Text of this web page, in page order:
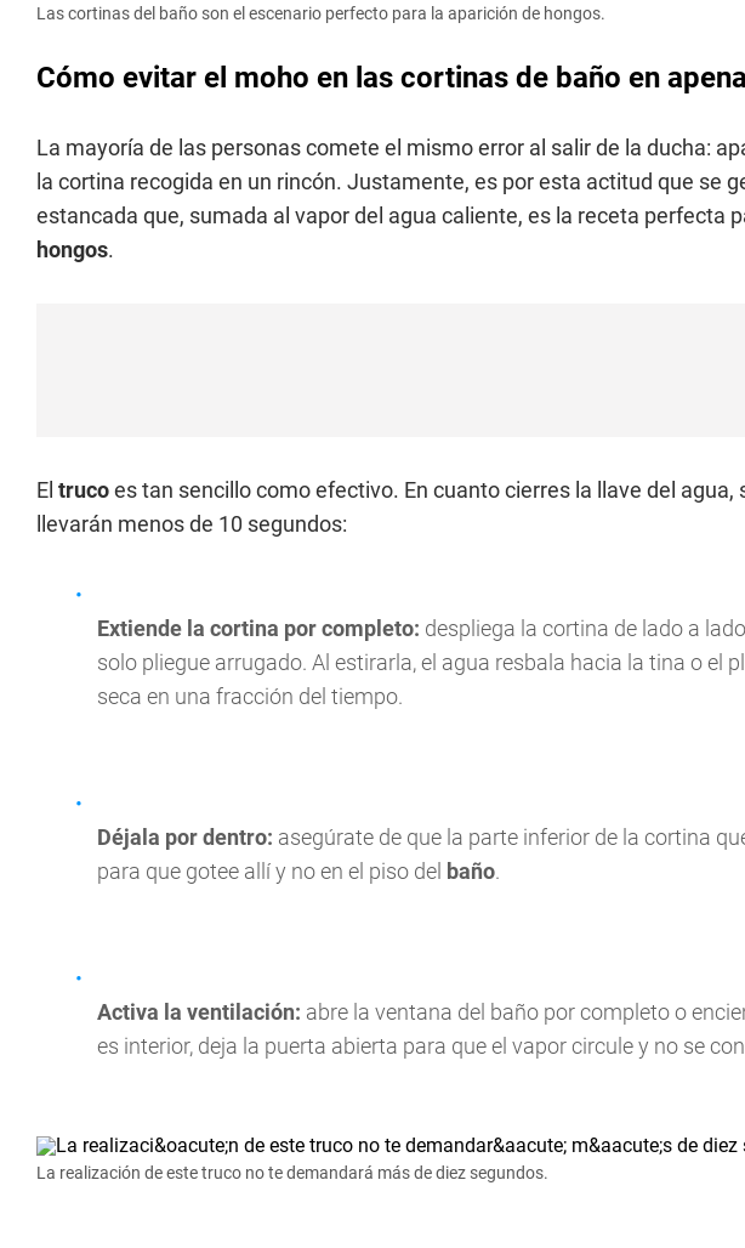
Las cortinas del baño son el escenario perfecto para la aparición de hongos.
Cómo evitar el moho en las cortinas de baño en
La mayoría de las personas comete el mismo error al salir de la ducha:
la cortina recogida en un rincón. Justamente, es por esta actitud que se
estancada que, sumada al vapor del agua caliente, es la receta perfecta
hongos.
El trucoes tan sencillo como efectivo. En cuanto cierres la llave del
llevarán menos de 10 segundos:
Extiende la cortina por completo: despliega la cortina de lado a
solo pliegue arrugado. Al estirarla, el agua resbala hacia la tina o el
seca en una fracción del tiempo.
Déjala por dentro: asegúrate de que la parte inferior de la cortina
para que gotee allí y no en el piso del baño.
Activa la ventilación: abre la ventana del baño por completo o
es interior, deja la puerta abierta para que el vapor circule y no se
La realización de este truco no te demandará más de diez segundos.